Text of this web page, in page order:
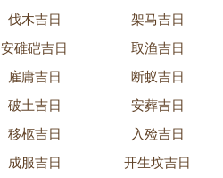
伐木吉日
架马吉日
安碓硙吉日
取渔吉日
雇庸吉日
断蚁吉日
破土吉日
安葬吉日
移柩吉日
入殓吉日
成服吉日
开生坟吉日